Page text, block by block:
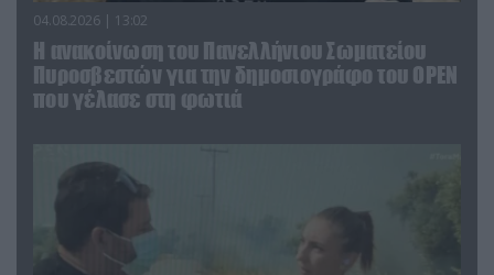
04.08.2026 | 13:02
Η ανακοίνωση του Πανελλήνιου Σωματείου
Πυροσβεστών για την δημοσιογράφο του OPEN
που γέλασε στη φωτιά